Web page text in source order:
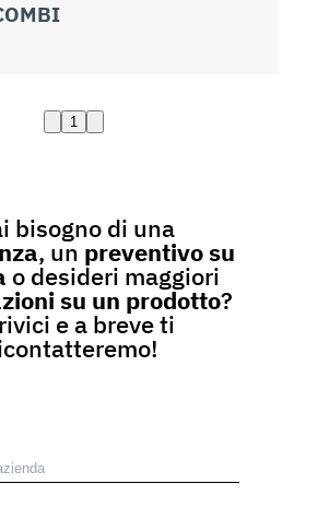
1
bisogno di una
, un preventivo su
o desideri maggiori
su un prodotto?
e a breve ti